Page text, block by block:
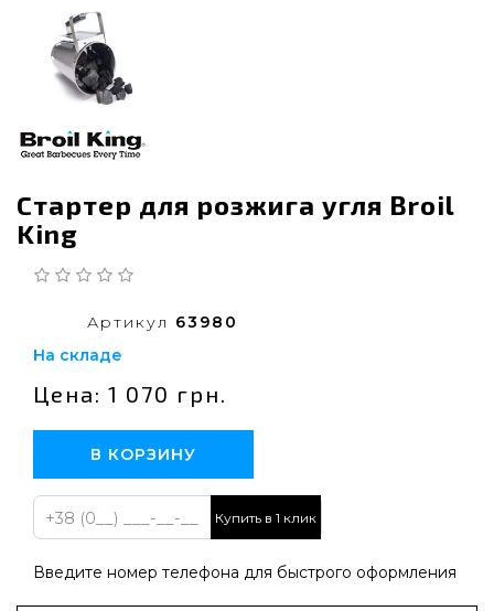
Стартер для розжига угля Broil
King
Артикул 63980
На складе
Цена: 1 070 грн.
В КОРЗИНУ
Купить в 1 клик
Введите номер телефона для быстрого оформления